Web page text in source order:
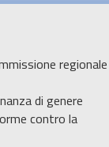
regionale
di genere
contro la